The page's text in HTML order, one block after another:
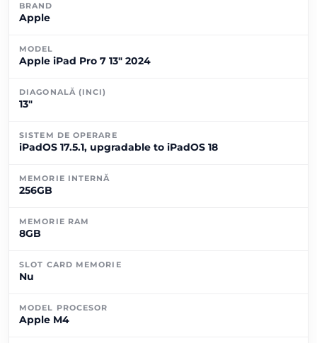
BRAND
Apple
MODEL
Apple iPad Pro 7 13" 2024
DIAGONALĂ (INCI)
13"
SISTEM DE OPERARE
iPadOS 17.5.1, upgradable to iPadOS 18
MEMORIE INTERNĂ
256GB
MEMORIE RAM
8GB
SLOT CARD MEMORIE
Nu
MODEL PROCESOR
Apple M4